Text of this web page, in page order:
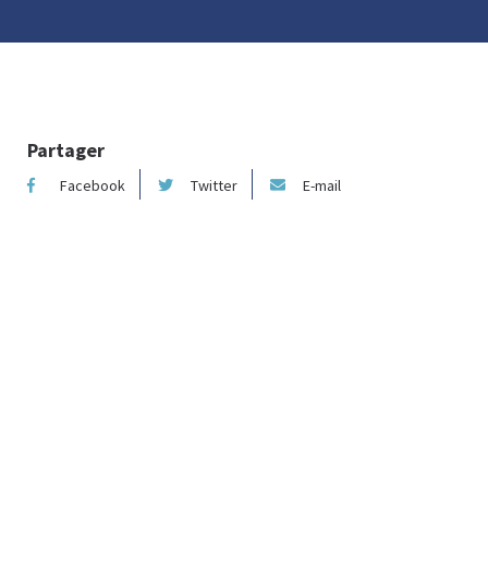
Partager
Facebook Twitter E-mail